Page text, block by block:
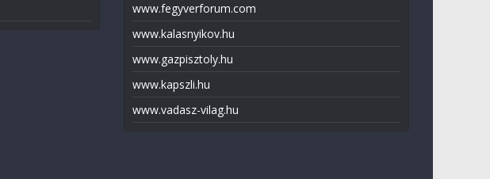
www.fegyverforum.com
www.kalasnyikov.hu
www.gazpisztoly.hu
www.kapszli.hu
www.vadasz-vilag.hu